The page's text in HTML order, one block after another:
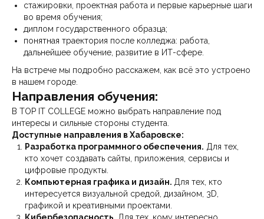
стажировки, проектная работа и первые карьерные шаги
во время обучения;
диплом государственного образца;
понятная траектория после колледжа: работа,
дальнейшее обучение, развитие в ИТ-сфере.
На встрече мы подробно расскажем, как всё это устроено
в нашем городе.
Направления обучения:
В TOP IT COLLEGE можно выбрать направление под
интересы и сильные стороны студента.
Доступные направления в Хабаровске:
Разработка программного обеспечения. Для тех,
кто хочет создавать сайты, приложения, сервисы и
цифровые продукты.
Компьютерная графика и дизайн. Для тех, кто
интересуется визуальной средой, дизайном, 3D,
графикой и креативными проектами.